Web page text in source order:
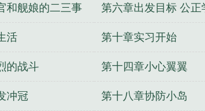
海军舰队司令 舰队司令霍华德在西班牙
二战美国太平洋舰队司令 航母舰队司令
舰队司令烈娜塔惑心恶魔 舰队司令员和
岛美军舰队司令 太平洋舰队司令 魔兽
舰队司令 历任北海舰队司令 舰队司令
和舰娘的二三事 第六章出发目标 公正
活 第十章实习开始
的战斗 第十四章小心翼翼
冲冠 第十八章协防小岛